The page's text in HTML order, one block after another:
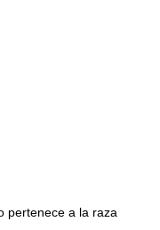
pertenece a la raza